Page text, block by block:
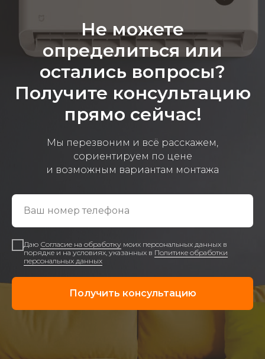
Не можете
определиться или
остались вопросы?
Получите консультацию
прямо сейчас!
Мы перезвоним и всё расскажем,
сориентируем по цене
и возможным вариантам монтажа
Даю Согласие на обработку моих персональных данных в
порядке и на условиях, указанных в Политике обработки
персональных данных
Получить консультацию